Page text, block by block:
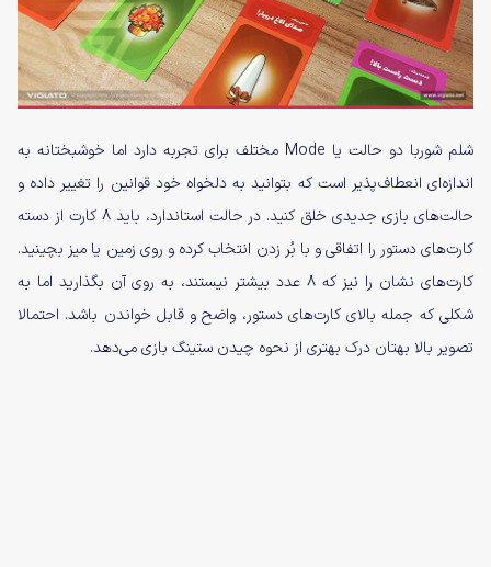
شلم شوربا دو حالت یا Mode مختلف برای تجربه دارد اما خوشبختانه به
اندازه‌ای انعطاف‌پذیر است که بتوانید به دلخواه خود قوانین را تغییر داده و
حالت‌های بازی جدیدی خلق کنید. در حالت استاندارد، باید ۸ کارت از دسته
کارت‌های دستور را اتفاقی و با بُر زدن انتخاب کرده و روی زمین یا میز بچینید.
کارت‌های نشان را نیز که ۸ عدد بیشتر نیستند، به روی آن بگذارید اما به
شکلی که جمله بالای کارت‌های دستور، واضح و قابل خواندن باشد. احتمالا
تصویر بالا بهتان درک‌ بهتری از نحوه چیدن ستینگ بازی می‌دهد.